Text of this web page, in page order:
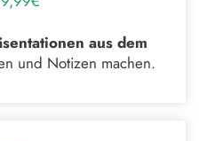
aus dem
und Notizen machen.